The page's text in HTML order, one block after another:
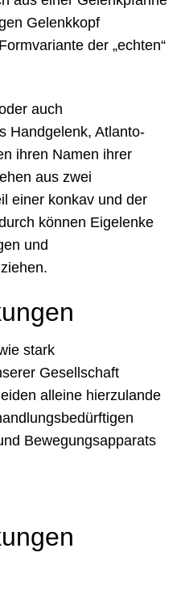
Gelenkkopf
der „echten“
auch
Handgelenk, Atlanto-
ihren Namen ihrer
aus zwei
einer konkav und der
können Eigelenke
und
stark
Gesellschaft
alleine hierzulande
Bewegungsapparats